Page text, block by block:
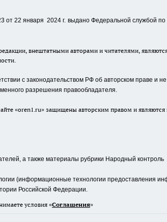
от 22 января 2024 г. выдано Федеральной службой по
внештатными авторами и читателями,
с законодательством РФ об авторском праве и
разрешения правообладателя.
«oren1.ru» защищены авторским правом и
а также материалы рубрики Народный контроль
(информационные технологии предоставления
Российской Федерации.
условия «Cоглашения»